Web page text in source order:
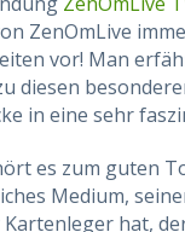
ZenOmLive
vor! Man
diesen
in eine sehr
es zum guten
Medium,
hat,